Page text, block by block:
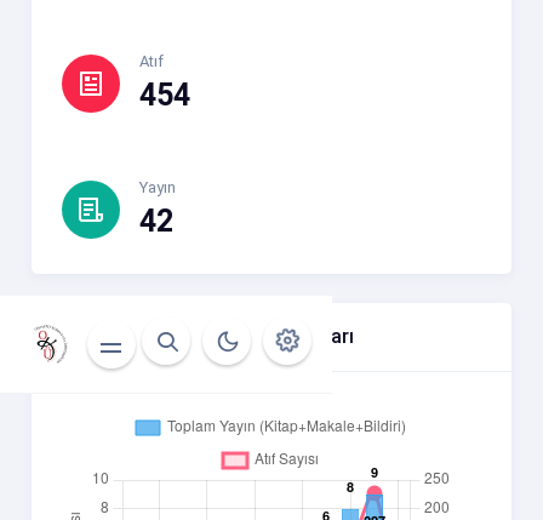
Atıf
454
Yayın
42
Yıllara Göre Atıf Ve Yayın Sayıları